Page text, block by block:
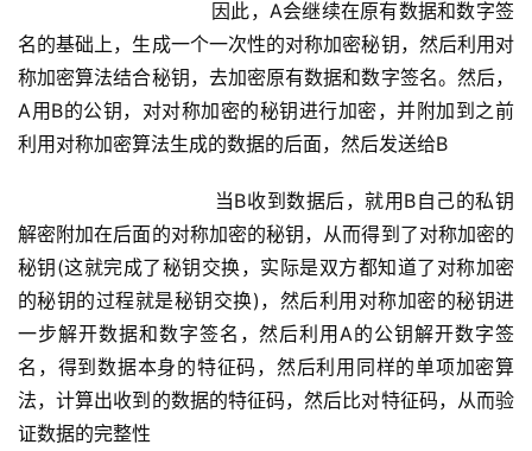
名的基础上，生成一个一次性的对称加密秘钥，然后利用对
称加密算法结合秘钥，去加密原有数据和数字签名。然后，
A用B的公钥，对对称加密的秘钥进行加密，并附加到之前
利用对称加密算法生成的数据的后面，然后发送给B
解密附加在后面的对称加密的秘钥，从而得到了对称加密的
秘钥(这就完成了秘钥交换，实际是双方都知道了对称加密
的秘钥的过程就是秘钥交换)，然后利用对称加密的秘钥进
一步解开数据和数字签名，然后利用A的公钥解开数字签
名，得到数据本身的特征码，然后利用同样的单项加密算
法，计算出收到的数据的特征码，然后比对特征码，从而验
证数据的完整性